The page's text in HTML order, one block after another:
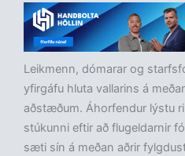
Leikmenn, dómarar og
yfirgáfu hluta vallarins á
aðstæðum. Áhorfendur lýstu
stúkunni eftir að flugeldarnir
sæti sín á meðan aðrir